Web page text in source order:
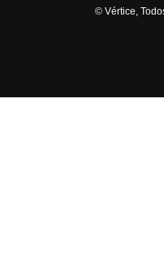
© Vértice,